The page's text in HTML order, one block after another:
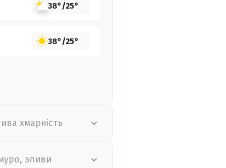
38°/25°
38°/25°
хмарність
зливи